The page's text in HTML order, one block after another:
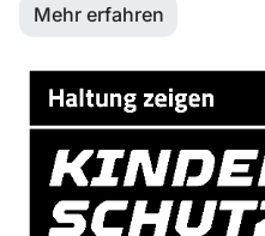
Mehr erfahren